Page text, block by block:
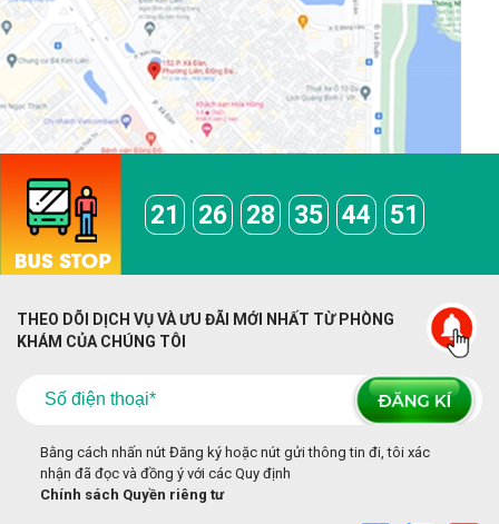
21 26 28 35 44 51
THEO DÕI DỊCH VỤ VÀ ƯU ĐÃI MỚI NHẤT TỪ PHÒNG
KHÁM CỦA CHÚNG TÔI
Bằng cách nhấn nút Đăng ký hoặc nút gửi thông tin đi, tôi xác
nhận đã đọc và đồng ý với các Quy định
Chính sách Quyền riêng tư